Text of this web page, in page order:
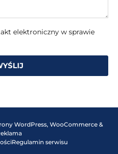
elektroniczny w sprawie
WordPress, WooCommerce &
Regulamin serwisu